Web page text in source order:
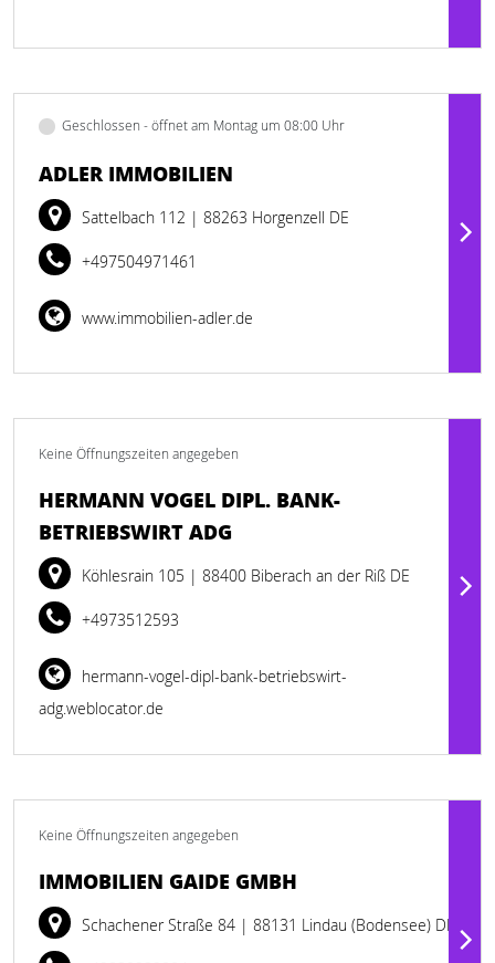
Geschlossen - öffnet am Montag um 08:00 Uhr
ADLER IMMOBILIEN
Sattelbach 112 | 88263 Horgenzell DE
+497504971461
www.immobilien-adler.de
Keine Öffnungszeiten angegeben
HERMANN VOGEL DIPL. BANK-
BETRIEBSWIRT ADG
Köhlesrain 105 | 88400 Biberach an der Riß DE
+4973512593
hermann-vogel-dipl-bank-betriebswirt-
adg.weblocator.de
Keine Öffnungszeiten angegeben
IMMOBILIEN GAIDE GMBH
Schachener Straße 84 | 88131 Lindau (Bodensee) DE